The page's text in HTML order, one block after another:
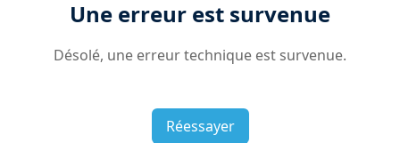
Une erreur est survenue
Désolé, une erreur technique est survenue.
Réessayer